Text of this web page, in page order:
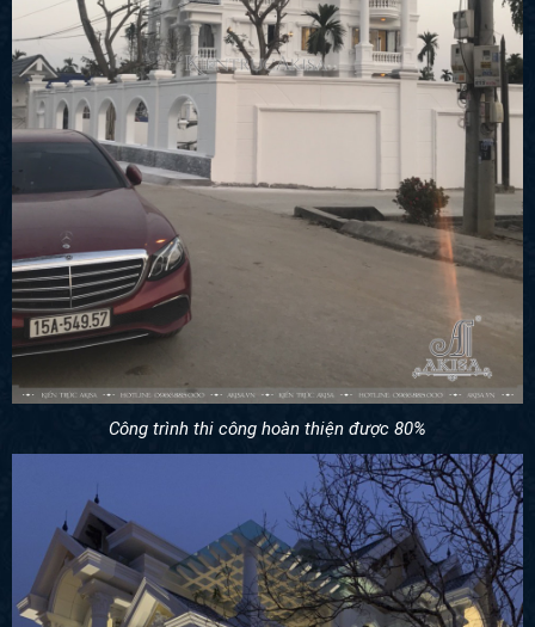
Công trình thi công hoàn thiện được 80%